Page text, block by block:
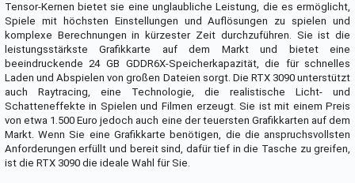
Tensor-Kernen bietet sie eine unglaubliche Leistung, die es ermöglicht,
Spiele mit höchsten Einstellungen und Auflösungen zu spielen und
komplexe Berechnungen in kürzester Zeit durchzuführen. Sie ist die
leistungsstärkste Grafikkarte auf dem Markt und bietet eine
beeindruckende 24 GB GDDR6X-Speicherkapazität, die für schnelles
Laden und Abspielen von großen Dateien sorgt. Die RTX 3090 unterstützt
auch Raytracing, eine Technologie, die realistische Licht- und
Schatteneffekte in Spielen und Filmen erzeugt. Sie ist mit einem Preis
von etwa 1.500 Euro jedoch auch eine der teuersten Grafikkarten auf dem
Markt. Wenn Sie eine Grafikkarte benötigen, die die anspruchsvollsten
Anforderungen erfüllt und bereit sind, dafür tief in die Tasche zu greifen,
ist die RTX 3090 die ideale Wahl für Sie.